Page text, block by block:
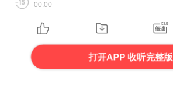
00:00
打开APP 收听完整版